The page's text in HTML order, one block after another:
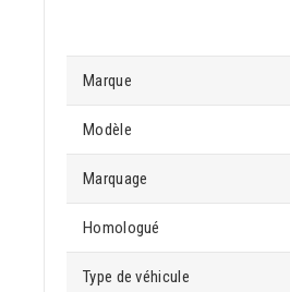
Marque
Modèle
Marquage
Homologué
Type de véhicule